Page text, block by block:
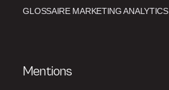
GLOSSAIRE MARKETING ANALYTICS
Mentions